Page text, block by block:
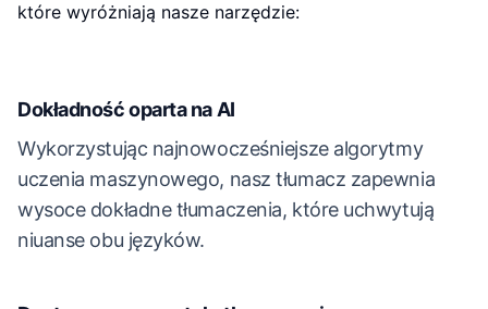
które wyróżniają nasze narzędzie:
Dokładność oparta na AI
Wykorzystując najnowocześniejsze algorytmy
uczenia maszynowego, nasz tłumacz zapewnia
wysoce dokładne tłumaczenia, które uchwytują
niuanse obu języków.